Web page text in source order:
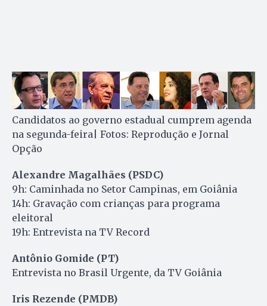
Candidatos ao governo estadual cumprem agenda
na segunda-feira| Fotos: Reprodução e Jornal
Opção
Alexandre Magalhães (PSDC)
9h: Caminhada no Setor Campinas, em Goiânia
14h: Gravação com crianças para programa
eleitoral
19h: Entrevista na TV Record
Antônio Gomide (PT)
Entrevista no Brasil Urgente, da TV Goiânia
Iris Rezende (PMDB)